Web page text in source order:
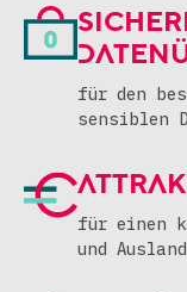
für den
sensiblen
für einen
und